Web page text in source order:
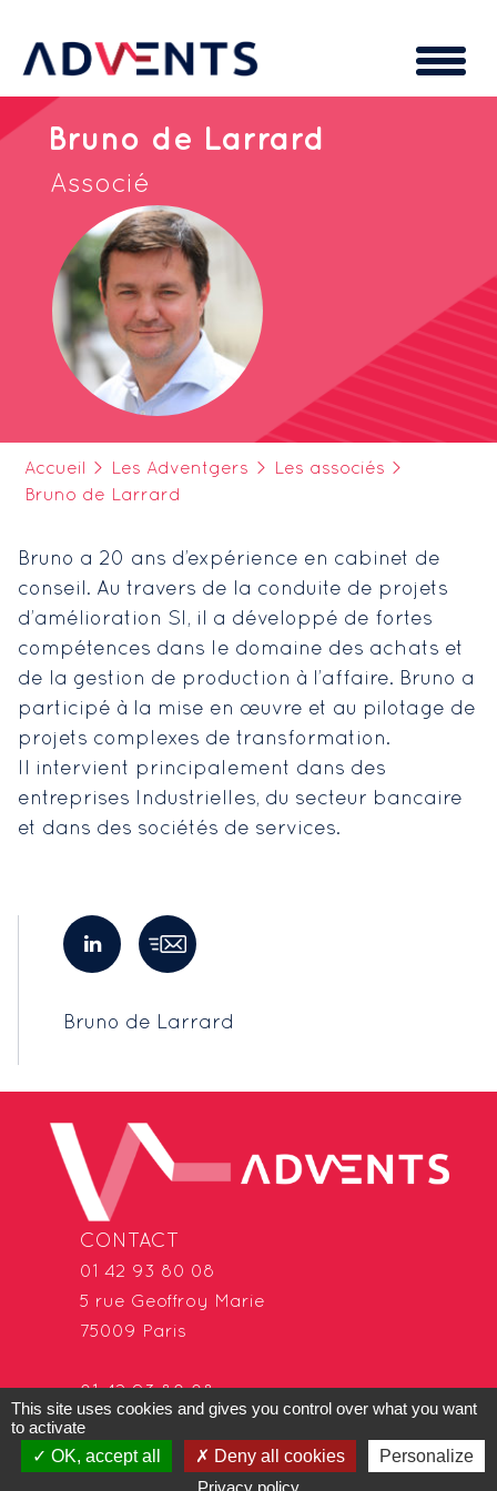
Bruno de Larrard
Associé
Accueil > Les Adventgers > Les associés
>
Bruno de Larrard
Bruno a 20 ans d’expérience en cabinet de
conseil. Au travers de la conduite de projets
d’amélioration SI, il a développé de fortes
compétences dans le domaine des achats et
de la gestion de production à l’affaire. Bruno a
participé à la mise en œuvre et au pilotage de
projets complexes de transformation.
Il intervient principalement dans des
entreprises Industrielles, du secteur bancaire
et dans des sociétés de services.
Bruno de Larrard
CONTACT
01 42 93 80 08
5 rue Geoffroy Marie
75009 Paris
01 42 93 80 08
22 avenue René Cassin
69009 Lyon
This site uses cookies and gives you control over what you want
to activate
OK, accept all
Deny all cookies
Personalize
Privacy policy